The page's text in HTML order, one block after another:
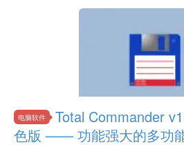
电脑软件
Total Commander
色版 —— 功能强大的多功